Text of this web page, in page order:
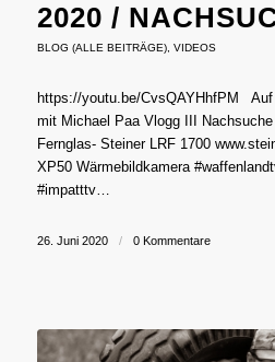
2020 /
BLOG (ALLE BEITRÄGE), VIDEOS
https://youtu.be/CvsQAYHhfPM
mit Michael Paa Vlogg III
Fernglas- Steiner LRF 1700
XP50 Wärmebildkamera
#impatttv…
26. Juni 2020 / 0 Kommentare